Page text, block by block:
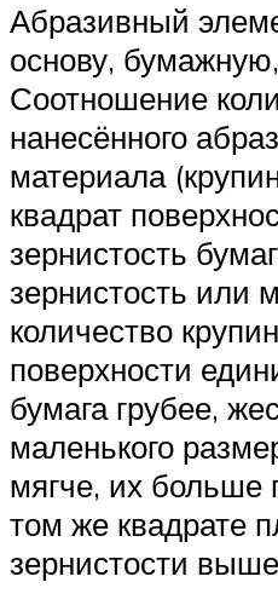
Абразивный
основу,
Соотношение
нанесённого
материала
квадрат
зернистость
зернистость или
количество
поверхности
бумага грубее,
маленького
мягче, их больше
том же квадрате
зернистости